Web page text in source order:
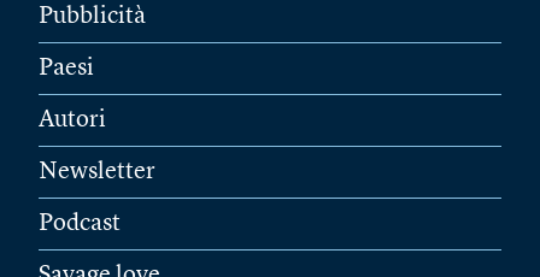
Pubblicità
Paesi
Autori
Newsletter
Podcast